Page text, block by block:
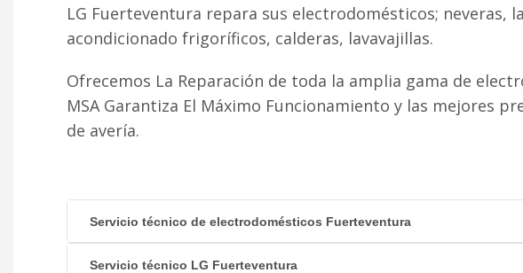
LG Fuerteventura repara sus electrodomésticos; neveras,
acondicionado frigoríficos, calderas, lavavajillas.
Ofrecemos La Reparación de toda la amplia gama de
MSA Garantiza El Máximo Funcionamiento y las mejores
de avería.
Servicio técnico de electrodomésticos Fuerteventura
Servicio técnico LG Fuerteventura